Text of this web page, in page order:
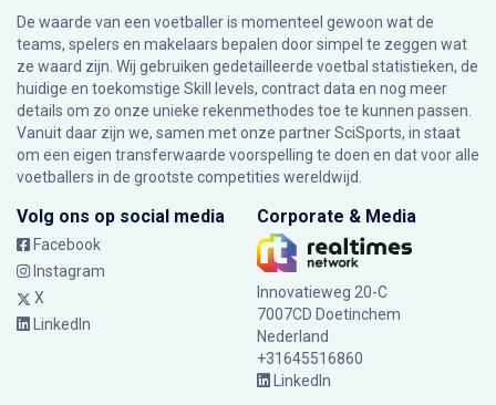
De waarde van een voetballer is momenteel gewoon wat de
teams, spelers en makelaars bepalen door simpel te zeggen wat
ze waard zijn. Wij gebruiken gedetailleerde voetbal statistieken, de
huidige en toekomstige Skill levels, contract data en nog meer
details om zo onze unieke rekenmethodes toe te kunnen passen.
Vanuit daar zijn we, samen met onze partner SciSports, in staat
om een eigen transferwaarde voorspelling te doen en dat voor alle
voetballers in de grootste competities wereldwijd.
Volg ons op social media
Facebook
Instagram
X
LinkedIn
Corporate & Media
Innovatieweg 20-C
7007CD Doetinchem
Nederland
+31645516860
LinkedIn